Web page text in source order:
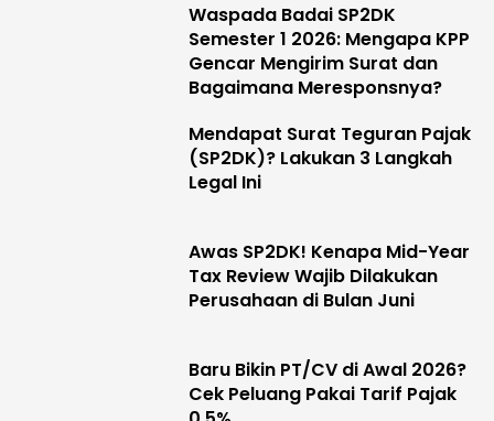
Waspada Badai SP2DK
Semester 1 2026: Mengapa KPP
Gencar Mengirim Surat dan
Bagaimana Meresponsnya?
Mendapat Surat Teguran Pajak
(SP2DK)? Lakukan 3 Langkah
Legal Ini
Awas SP2DK! Kenapa Mid-Year
Tax Review Wajib Dilakukan
Perusahaan di Bulan Juni
Baru Bikin PT/CV di Awal 2026?
Cek Peluang Pakai Tarif Pajak